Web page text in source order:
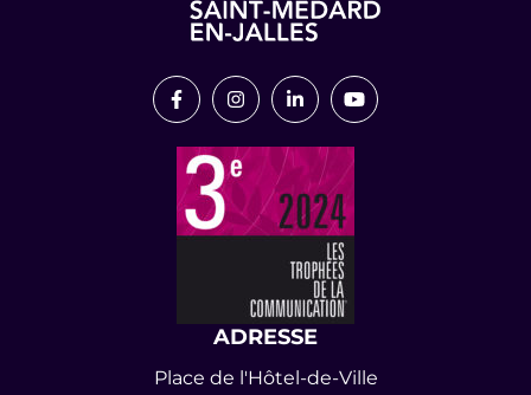
Lien vers le compte Facebook
Lien vers le compte Instagram
Lien vers le compte
Lien vers la
ADRESSE
Place de l'Hôtel-de-Ville